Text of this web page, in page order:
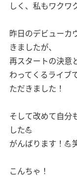
しく、私もワクワ
昨日のデビューカ
きましたが、
再スタートの決意
わってくるライブ
ただきました！
そして改めて自分
した💪
がんばります！💪
こんちゃ！